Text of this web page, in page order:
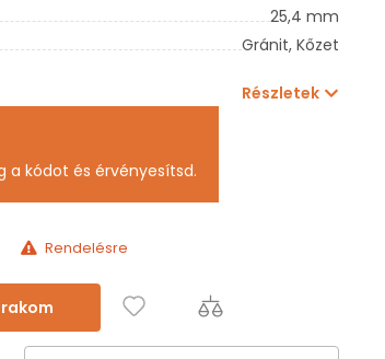
25,4 mm
Gránit, Kőzet
Részletek
a kódot és érvényesítsd.
Rendelésre